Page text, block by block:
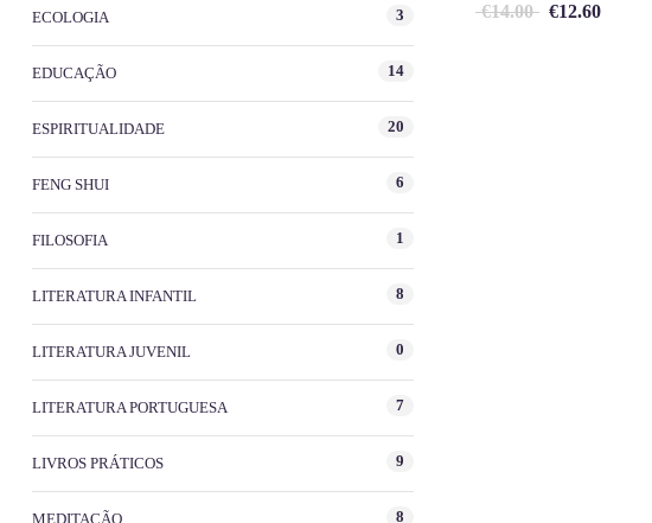
€14.00 €12.60
ECOLOGIA 3
EDUCAÇÃO 14
ESPIRITUALIDADE 20
FENG SHUI 6
FILOSOFIA 1
LITERATURA INFANTIL 8
LITERATURA JUVENIL 0
LITERATURA PORTUGUESA 7
LIVROS PRÁTICOS 9
MEDITAÇÃO 8